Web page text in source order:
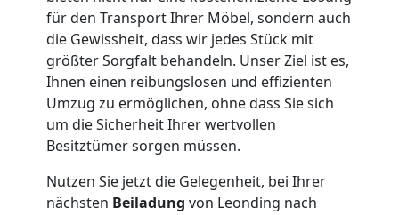
für den Transport Ihrer Möbel, sondern auch
die Gewissheit, dass wir jedes Stück mit
größter Sorgfalt behandeln. Unser Ziel ist es,
Ihnen einen reibungslosen und effizienten
Umzug zu ermöglichen, ohne dass Sie sich
um die Sicherheit Ihrer wertvollen
Besitztümer sorgen müssen.
Nutzen Sie jetzt die Gelegenheit, bei Ihrer
nächsten Beiladung von Leonding nach
Vereinsumzug
Leonding
Anfrage